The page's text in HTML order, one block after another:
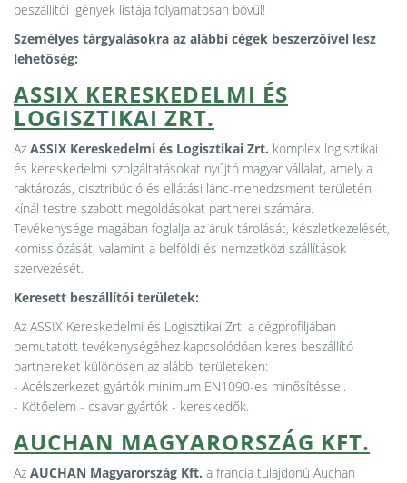
beszállítói igények listája folyamatosan bővül!
Személyes tárgyalásokra az alábbi cégek beszerzőivel lesz
lehetőség:
ASSIX KERESKEDELMI ÉS
LOGISZTIKAI ZRT.
Az ASSIX Kereskedelmi és Logisztikai Zrt. komplex logisztikai
és kereskedelmi szolgáltatásokat nyújtó magyar vállalat, amely a
raktározás, disztribúció és ellátási lánc-menedzsment területén
kínál testre szabott megoldásokat partnerei számára.
Tevékenysége magában foglalja az áruk tárolását, készletkezelését,
komissiózását, valamint a belföldi és nemzetközi szállítások
szervezését.
Keresett beszállítói területek:
Az ASSIX Kereskedelmi és Logisztikai Zrt. a cégprofiljában
bemutatott tevékenységéhez kapcsolódóan keres beszállító
partnereket különösen az alábbi területeken:
- Acélszerkezet gyártók minimum EN1090-es minősítéssel.
- Kötőelem - csavar gyártók - kereskedők.
AUCHAN MAGYARORSZÁG KFT.
Az AUCHAN Magyarország Kft. a francia tulajdonú Auchan